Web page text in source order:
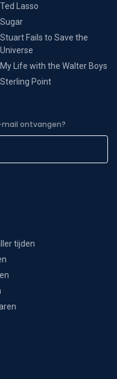
Ted Lasso
Sugar
Stuart Fails to Save the
Universe
My Life with the Walter Boys
Sterling Point
ontvangen?
tijden